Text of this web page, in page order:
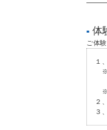
■ 体
ご体
１
※
※
２
３